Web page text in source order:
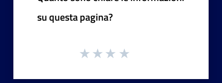
su questa pagina?